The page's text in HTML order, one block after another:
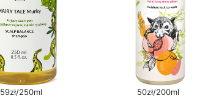
59zł/250ml 50zł/200ml